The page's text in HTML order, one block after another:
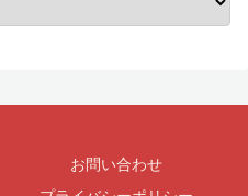
お問い合わせ